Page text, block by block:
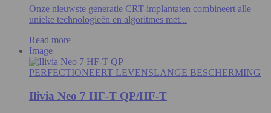
Onze nieuwste generatie CRT-implantaten combineert alle
unieke technologieën en algoritmes met...
Read more
Image
PERFECTIONEERT LEVENSLANGE BESCHERMING
Ilivia Neo 7 HF-T QP/HF-T